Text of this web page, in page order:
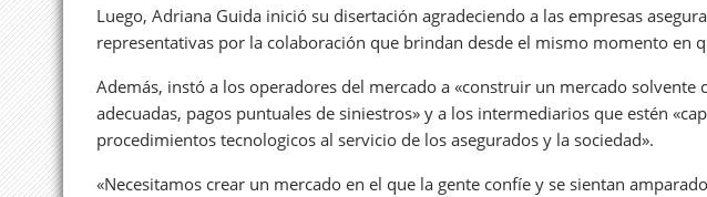
Luego, Adriana Guida inició su disertación agradeciendo a las empresas
representativas por la colaboración que brindan desde el mismo momento en
Además, instó a los operadores del mercado a «construir un mercado solvente
adecuadas, pagos puntuales de siniestros» y a los intermediarios que estén
procedimientos tecnologicos al servicio de los asegurados y la sociedad».
«Necesitamos crear un mercado en el que la gente confíe y se sientan